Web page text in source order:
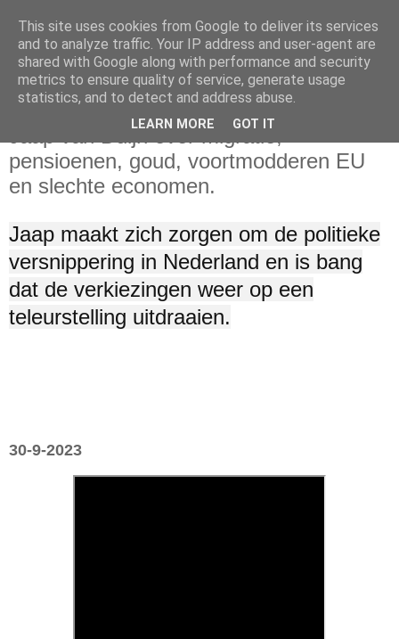
zondag 1 oktober 2023
Jaap van Duijn over migratie,
pensioenen, goud, voortmodderen EU
en slechte economen.
Jaap maakt zich zorgen om de politieke
versnippering in Nederland en is bang
dat de verkiezingen weer op een
teleurstelling uitdraaien.
30-9-2023
This site uses cookies from Google to deliver its services
and to analyze traffic. Your IP address and user-agent are
shared with Google along with performance and security
metrics to ensure quality of service, generate usage
statistics, and to detect and address abuse.
LEARN MORE GOT IT